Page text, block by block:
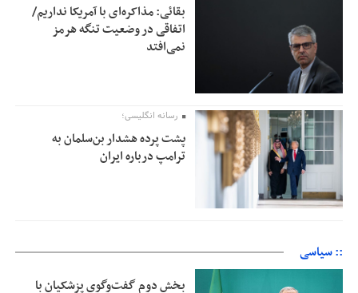
بقائی: مذاکره‌ای با آمریکا نداریم/
اتفاقی در وضعیت تنگه هرمز
نمی‌افتد
رسانه انگلیسی؛
پشت پرده هشدار بن‌سلمان به
ترامپ درباره ایران
:: سیاسی
بخش دوم گفت‌وگوی پزشکیان با